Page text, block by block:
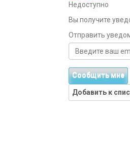
Недоступно
Вы получите
Отправить
Сообщить мне
Добавить к